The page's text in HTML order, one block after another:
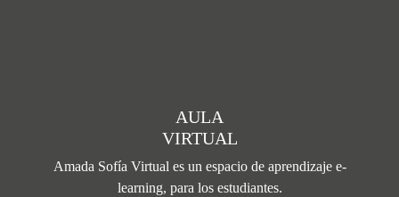
AULA
VIRTUAL
Amada Sofía Virtual es un espacio de aprendizaje e-
learning, para los estudiantes.